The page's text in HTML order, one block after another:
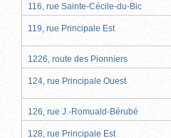
116, rue Sainte-Cécile-du-Bic
119, rue Principale Est
1226, route des Pionniers
124, rue Principale Ouest
126, rue J.-Romuald-Bérubé
128, rue Principale Est